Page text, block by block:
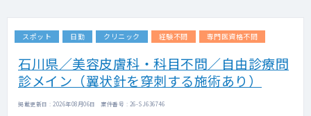
スポット 日勤 クリニック 経験不問 専門医資格不問
石川県／美容皮膚科・科目不問／自由診療問
診メイン（翼状針を穿刺する施術あり）
掲載更新日 : 2026年08月06日 案件番号 : 26-SJ636746